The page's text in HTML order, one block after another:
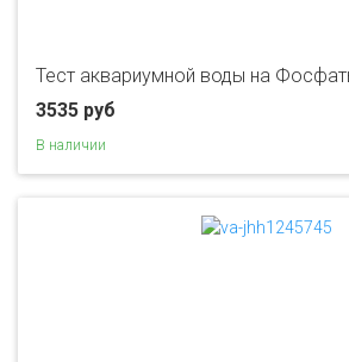
Тест аквариумной воды на
3535 руб
В наличии